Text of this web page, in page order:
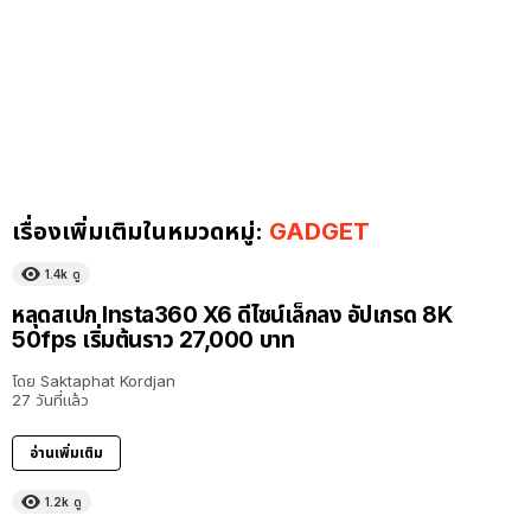
เรื่องเพิ่มเติมในหมวดหมู่: GADGET
1.4k ดู
หลุดสเปก Insta360 X6 ดีไซน์เล็กลง อัปเกรด 8K
50fps เริ่มต้นราว 27,000 บาท
โดย Saktaphat Kordjan
27 วันที่แล้ว
อ่านเพิ่มเติม
1.2k ดู